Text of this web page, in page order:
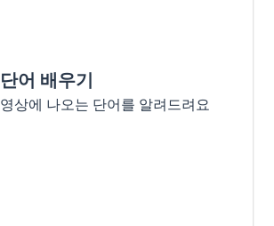
단어 배우기
영상에 나오는 단어를 알려드려요